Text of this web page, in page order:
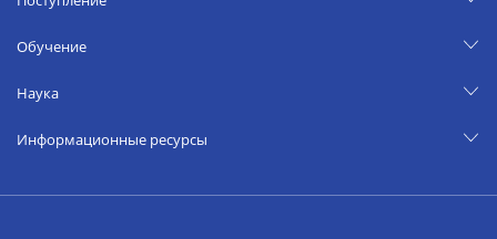
Обучение
Наука
Информационные ресурсы